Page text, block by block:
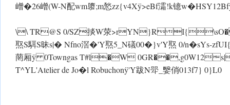
嶒�26嶒(W-N配wm隳;m悐zz{v4X ÿ>eBf灀!k镱w�HSY12Bfÿ
\\ TR@S 0/SZ掞 W荥>rYN}RI{\sO�ÿ
焣S駬S昧s|� Nfno滘�'Y焣5_N礒0 0�}v'Y焣 0/n�sYs-
菵厢ÿ 0Towngas T#l�W
T^YL'Atelier de Jo�l Robuchon ÿ'Y跋N斝_嫛俏 013f7} 0}L0